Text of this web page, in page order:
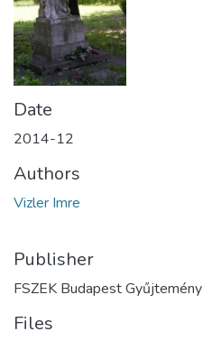
Date
2014-12
Authors
Vizler Imre
Publisher
FSZEK Budapest Gyűjtemény
Files